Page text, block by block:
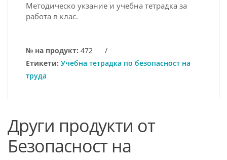
Методическо укзание и учебна тетрадка за
работа в клас.
№ на продукт: 472
/
Етикети: Учебна тетрадка по безопасност на
труда
Други продукти от
Безопасност на